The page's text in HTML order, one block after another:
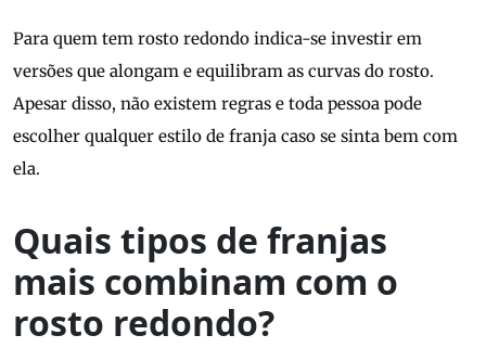
Para quem tem rosto redondo indica-se investir em
versões que alongam e equilibram as curvas do rosto.
Apesar disso, não existem regras e toda pessoa pode
escolher qualquer estilo de franja caso se sinta bem com
ela.
Quais tipos de franjas
mais combinam com o
rosto redondo?